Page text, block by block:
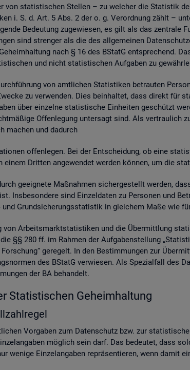
von sta­tis­ti­schen Stel­len – zu wel­cher die Sta­tis­tik
i. S. d. Art. 5 Abs. 2 der o. g. Ver­ord­nung zählt –
Be­deu­tung zu­ge­wie­sen, es gilt als das zen­tra­le
sind stren­ger als die des all­ge­mei­nen
nach § 16 des BStatG ent­spre­chend.
und nicht sta­tis­ti­schen Auf­ga­ben zu
von amt­li­chen Sta­tis­ti­ken be­trau­ten
zu ver­wen­den. Dies be­inhal­tet, dass di­rekt für
über ein­zel­ne sta­tis­ti­sche Ein­hei­ten ge­schützt
Of­fen­le­gung un­ter­sagt sind. Als
ma­chen und da­durch
of­fen­le­gen. Bei der Ent­schei­dung, ob eine
einem Drit­ten an­ge­wen­det wer­den kön­nen, um die
ge­eig­ne­te Maß­nah­men si­cher­ge­stellt wer­den,
Ins­be­son­de­re sind Ein­zel­da­ten zu Per­so­nen und
Grund­si­che­rungs­sta­tis­tik in glei­chem Maße wie
von Ar­beits­markt­sta­tis­ti­ken und die Über­mitt­lung
§§ 280 ff. im Rah­men der Auf­ga­ben­stel­lung
ge­re­gelt. In den Be­stim­mun­gen zur
des BStatG ver­wie­sen. Als Spe­zi­al­fall des
der BA be­han­delt.
Sta­tis­ti­schen Ge­heim­hal­tung
Vor­ga­ben zum Da­ten­schutz bzw. zur
mög­lich sein darf. Das be­deu­tet, dass
we­ni­ge Ein­zel­an­ga­ben re­prä­sen­tie­ren, wenn damit